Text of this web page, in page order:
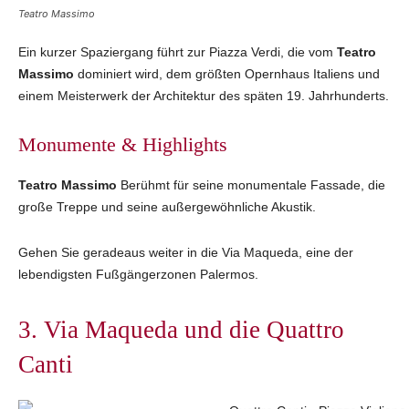
Teatro Massimo
Ein kurzer Spaziergang führt zur Piazza Verdi, die vom Teatro
Massimo dominiert wird, dem größten Opernhaus Italiens und
einem Meisterwerk der Architektur des späten 19. Jahrhunderts.
Monumente & Highlights
Teatro Massimo Berühmt für seine monumentale Fassade, die
große Treppe und seine außergewöhnliche Akustik.
Gehen Sie geradeaus weiter in die Via Maqueda, eine der
lebendigsten Fußgängerzonen Palermos.
3. Via Maqueda und die Quattro
Canti